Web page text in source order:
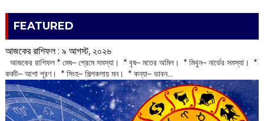
FEATURED
আজকের রাশিফল :‌ ‌‌৯ আগস্ট, ২০২৬
‌ আজকের রাশিফল * মেষ– প্রেমে সমস্যা। * বৃষ– মতের অমিল। * মিথুন– নার্ভের সমস্যা। *
কর্কট– আশা পূরণ। * সিংহ– শিল্পকলায় মন। * কন্যা– ভাবন...